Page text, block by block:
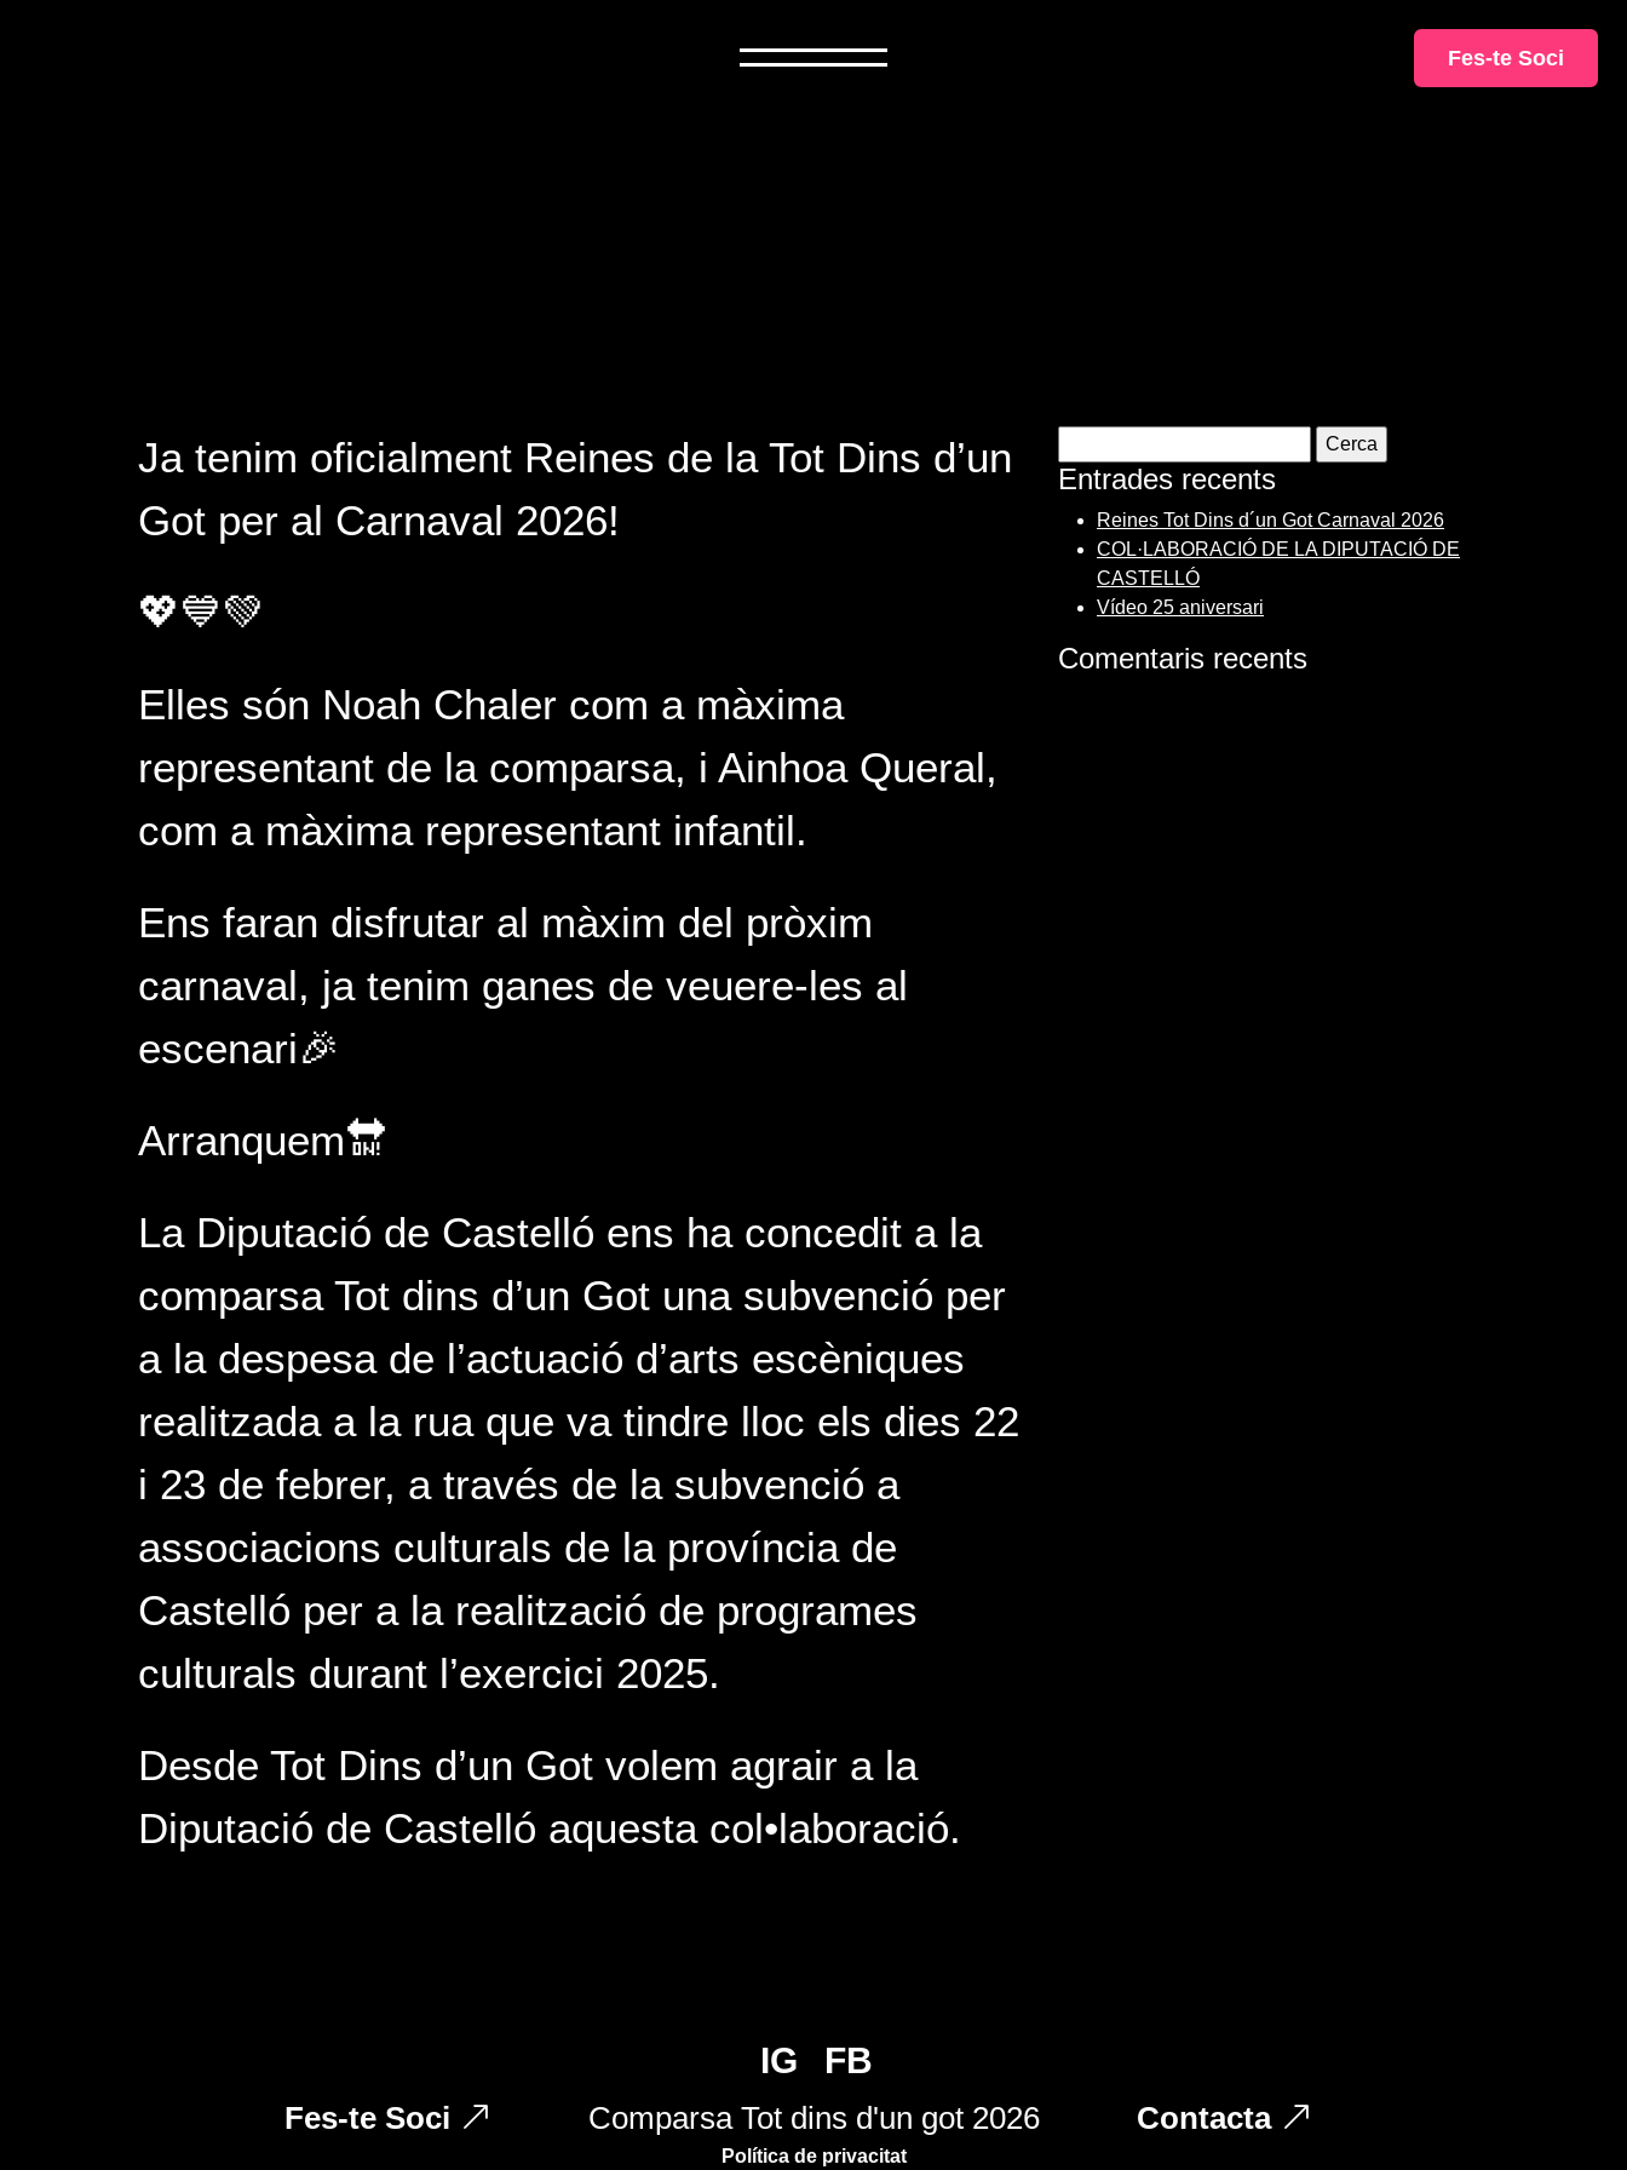
Fes-te Soci
Ja tenim oficialment Reines de la Tot Dins d’un
Got per al Carnaval 2026!
💖💙💚
Elles són Noah Chaler com a màxima
representant de la comparsa, i Ainhoa Queral,
com a màxima representant infantil.
Ens faran disfrutar al màxim del pròxim
carnaval, ja tenim ganes de veuere-les al
escenari🎉
Arranquem🔛
La Diputació de Castelló ens ha concedit a la
comparsa Tot dins d’un Got una subvenció per
a la despesa de l’actuació d’arts escèniques
realitzada a la rua que va tindre lloc els dies 22
i 23 de febrer, a través de la subvenció a
associacions culturals de la província de
Castelló per a la realització de programes
culturals durant l’exercici 2025.
Desde Tot Dins d’un Got volem agrair a la
Diputació de Castelló aquesta col•laboració.
Entrades recents
Reines Tot Dins d´un Got Carnaval 2026
COL·LABORACIÓ DE LA DIPUTACIÓ DE
CASTELLÓ
Vídeo 25 aniversari
Comentaris recents
Fes-te Soci
IG FB
Comparsa Tot dins d'un got 2026 Contacta
Política de privacitat